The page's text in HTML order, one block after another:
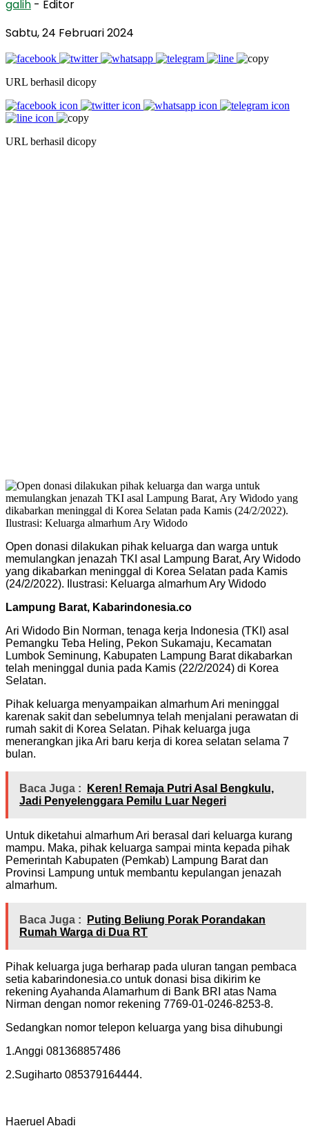
galih - Editor
Sabtu, 24 Februari 2024
URL berhasil dicopy
URL berhasil dicopy
Open donasi dilakukan pihak keluarga dan warga untuk
memulangkan jenazah TKI asal Lampung Barat, Ary Widodo
yang dikabarkan meninggal di Korea Selatan pada Kamis
(24/2/2022). Ilustrasi: Keluarga almarhum Ary Widodo
Lampung Barat, Kabarindonesia.co
Ari Widodo Bin Norman, tenaga kerja Indonesia (TKI) asal
Pemangku Teba Heling, Pekon Sukamaju, Kecamatan
Lumbok Seminung, Kabupaten Lampung Barat dikabarkan
telah meninggal dunia pada Kamis (22/2/2024) di Korea
Selatan.
Pihak keluarga menyampaikan almarhum Ari meninggal
karenak sakit dan sebelumnya telah menjalani perawatan di
rumah sakit di Korea Selatan. Pihak keluarga juga
menerangkan jika Ari baru kerja di korea selatan selama 7
bulan.
Baca Juga :
Keren! Remaja Putri Asal Bengkulu,
Jadi Penyelenggara Pemilu Luar Negeri
Untuk diketahui almarhum Ari berasal dari keluarga kurang
mampu. Maka, pihak keluarga sampai minta kepada pihak
Pemerintah Kabupaten (Pemkab) Lampung Barat dan
Provinsi Lampung untuk membantu kepulangan jenazah
almarhum.
Baca Juga :
Puting Beliung Porak Porandakan
Rumah Warga di Dua RT
Pihak keluarga juga berharap pada uluran tangan pembaca
setia kabarindonesia.co untuk donasi bisa dikirim ke
rekening Ayahanda Alamarhum di Bank BRI atas Nama
Nirman dengan nomor rekening 7769-01-0246-8253-8.
Sedangkan nomor telepon keluarga yang bisa dihubungi
1.Anggi 081368857486
2.Sugiharto 085379164444.
Haeruel Abadi